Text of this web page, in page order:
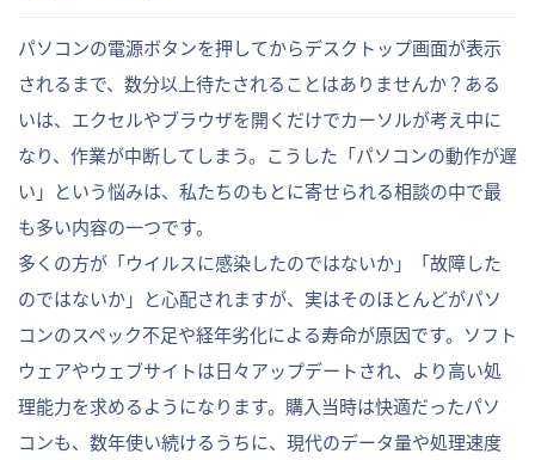
パソコンの電源ボタンを押してからデスクトップ画面が表示
されるまで、数分以上待たされることはありませんか？ある
いは、エクセルやブラウザを開くだけでカーソルが考え中に
なり、作業が中断してしまう。こうした「パソコンの動作が遅
い」という悩みは、私たちのもとに寄せられる相談の中で最
も多い内容の一つです。
多くの方が「ウイルスに感染したのではないか」「故障した
のではないか」と心配されますが、実はそのほとんどがパソ
コンのスペック不足や経年劣化による寿命が原因です。ソフト
ウェアやウェブサイトは日々アップデートされ、より高い処
理能力を求めるようになります。購入当時は快適だったパソ
コンも、数年使い続けるうちに、現代のデータ量や処理速度